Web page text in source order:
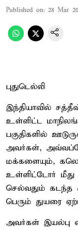
Published on: 28 Mar
புதுடெல்லி
இந்தியாவில்
உள்ளிட்ட
பகுதிகளில்
அவர்கள்,
மக்களையும்,
உள்ளிட்டோர் மீது
செல்வதும் கடந்த
பெரும் துயரை
அவர்கள் இயல்பு